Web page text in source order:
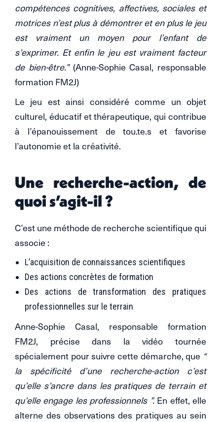
compétences cognitives, affectives, sociales et
motrices n’est plus à démontrer et en plus le jeu
est vraiment un moyen pour l’enfant de
s’exprimer. Et enfin le jeu est vraiment facteur
de bien-être.”(Anne-Sophie Casal, responsable
formation FM2J)
Le jeu est ainsi considéré comme un objet
culturel, éducatif et thérapeutique, qui contribue
à l’épanouissement de tou.te.s et favorise
l’autonomie et la créativité.
Une recherche-action, de
quoi s’agit-il ?
C’est une méthode de recherche scientifique qui
associe :
L’acquisition de connaissances scientifiques
Des actions concrètes de formation
Des actions de transformation des pratiques
professionnelles sur le terrain
Anne-Sophie Casal, responsable formation
FM2J, précise dans la vidéo tournée
spécialement pour suivre cette démarche, que “
la spécificité d’une recherche-action c’est
qu’elle s’ancre dans les pratiques de terrain et
qu’elle engage les professionnels ”. En effet, elle
alterne des observations des pratiques au sein